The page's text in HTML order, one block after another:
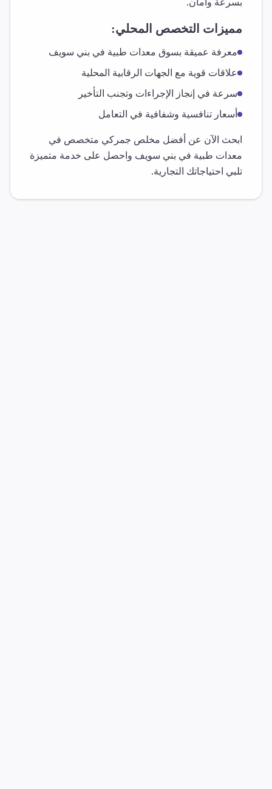
بسرعة وأمان.
مميزات التخصص المحلي:
معرفة عميقة بسوق معدات طبية في بني سويف
علاقات قوية مع الجهات الرقابية المحلية
سرعة في إنجاز الإجراءات وتجنب التأخير
أسعار تنافسية وشفافية في التعامل
ابحث الآن عن أفضل مخلص جمركي متخصص في
معدات طبية في بني سويف واحصل على خدمة متميزة
تلبي احتياجاتك التجارية.